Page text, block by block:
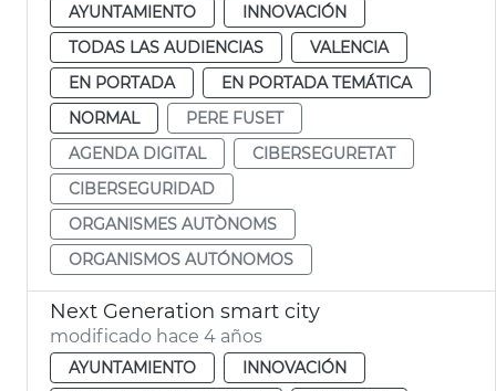
AYUNTAMIENTO
INNOVACIÓN
TODAS LAS AUDIENCIAS
VALENCIA
EN PORTADA
EN PORTADA TEMÁTICA
NORMAL
PERE FUSET
AGENDA DIGITAL
CIBERSEGURETAT
CIBERSEGURIDAD
ORGANISMES AUTÒNOMS
ORGANISMOS AUTÓNOMOS
Next Generation smart city
modificado hace 4 años
AYUNTAMIENTO
INNOVACIÓN